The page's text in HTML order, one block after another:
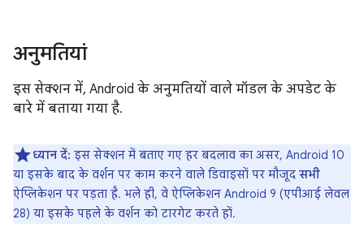
अनुमतियां
इस सेक्शन में, Android के अनुमतियों वाले मॉडल के अपडेट के
बारे में बताया गया है.
ध्यान दें: इस सेक्शन में बताए गए हर बदलाव का असर, Android 10
या इसके बाद के वर्शन पर काम करने वाले डिवाइसों पर मौजूद सभी
ऐप्लिकेशन पर पड़ता है. भले ही, वे ऐप्लिकेशन Android 9 (एपीआई लेवल
28) या इसके पहले के वर्शन को टारगेट करते हों.